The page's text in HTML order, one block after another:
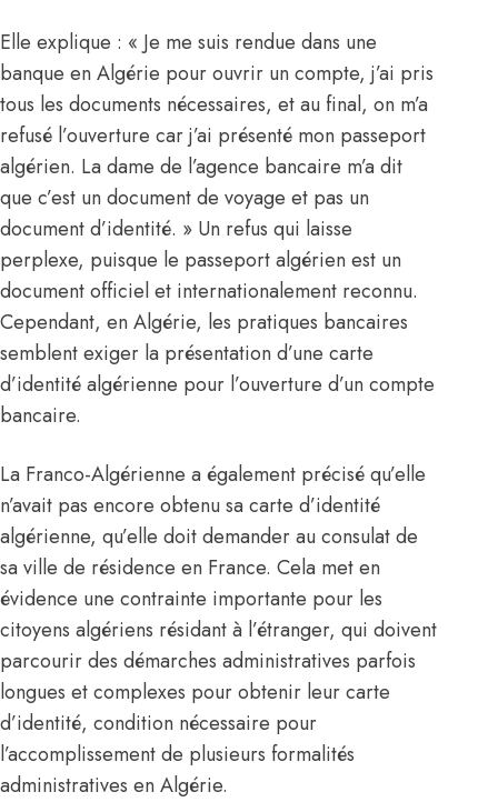
Elle explique : « Je me suis rendue dans une
banque en Algérie pour ouvrir un compte, j’ai pris
tous les documents nécessaires, et au final, on m’a
refusé l’ouverture car j’ai présenté mon passeport
algérien. La dame de l’agence bancaire m’a dit
que c’est un document de voyage et pas un
document d’identité. » Un refus qui laisse
perplexe, puisque le passeport algérien est un
document officiel et internationalement reconnu.
Cependant, en Algérie, les pratiques bancaires
semblent exiger la présentation d’une carte
d’identité algérienne pour l’ouverture d’un compte
bancaire.
La Franco-Algérienne a également précisé qu’elle
n’avait pas encore obtenu sa carte d’identité
algérienne, qu’elle doit demander au consulat de
sa ville de résidence en France. Cela met en
évidence une contrainte importante pour les
citoyens algériens résidant à l’étranger, qui doivent
parcourir des démarches administratives parfois
longues et complexes pour obtenir leur carte
d’identité, condition nécessaire pour
l’accomplissement de plusieurs formalités
administratives en Algérie.